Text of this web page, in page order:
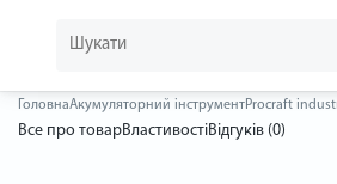
ГоловнаАкумуляторний інструментProcraft
Все про товарВластивостіВідгуків (0)